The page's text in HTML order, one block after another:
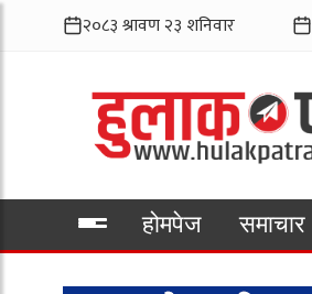
होमपेज समाचार